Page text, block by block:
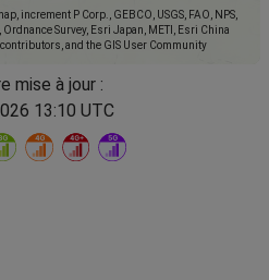
increment P Corp., GEBCO, USGS, FAO, NPS,
Survey, Esri Japan, METI, Esri China
and the GIS User Community
mise à jour :
13:10 UTC